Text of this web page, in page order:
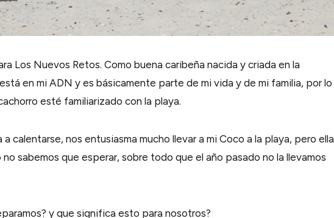
Los Nuevos Retos. Como buena caribeña nacida y criada en la
en mi ADN y es básicamente parte de mi vida y de mi familia, por lo
esté familiarizado con la playa.
calentarse, nos entusiasma mucho llevar a mi Coco a la playa, pero ella
sabemos que esperar, sobre todo que el año pasado no la llevamos
y que significa esto para nosotros?